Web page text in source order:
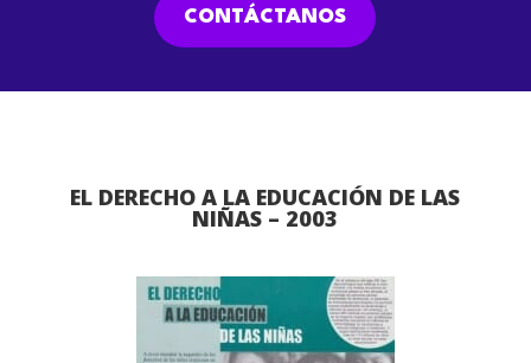
CONTÁCTANOS
EL DERECHO A LA EDUCACIÓN DE LAS
NIÑAS – 2003